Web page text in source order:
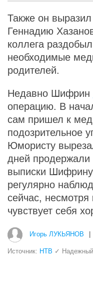
Также он выразил
Геннадию
коллега
необходимые
родителей.
Недавно Шифрин
операцию. В
сам пришел к
подозрительное
Юмористу
дней продержали
выписки
регулярно
сейчас, несмотря
чувствует себя
Рак